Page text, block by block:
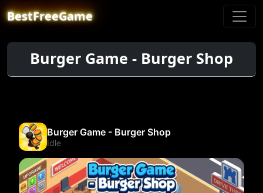
BestFreeGame
Burger Game - Burger Shop